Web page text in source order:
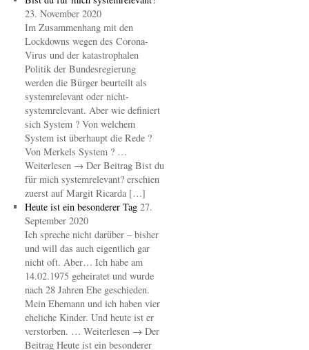
23. November 2020
Im Zusammenhang mit den
Lockdowns wegen des Corona-
Virus und der katastrophalen
Politik der Bundesregierung
werden die Bürger beurteilt als
systemrelevant oder nicht-
systemrelevant. Aber wie definiert
sich System ? Von welchem
System ist überhaupt die Rede ?
Von Merkels System ? …
Weiterlesen → Der Beitrag Bist du
für mich systemrelevant? erschien
zuerst auf Margit Ricarda […]
Heute ist ein besonderer Tag 27.
September 2020
Ich spreche nicht darüber – bisher
und will das auch eigentlich gar
nicht oft. Aber… Ich habe am
14.02.1975 geheiratet und wurde
nach 28 Jahren Ehe geschieden.
Mein Ehemann und ich haben vier
eheliche Kinder. Und heute ist er
verstorben. … Weiterlesen → Der
Beitrag Heute ist ein besonderer